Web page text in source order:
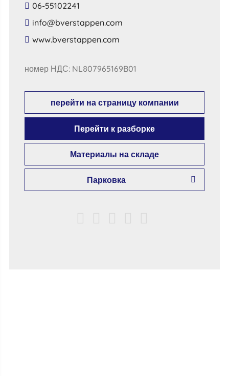
06-55102241
​info​@​bverstappen​.​com​
​www​.​bverstappen​.​com​
номер НДС: NL807965169B01
перейти на страницу компании
Перейти к разборке
Материалы на складе
Парковка